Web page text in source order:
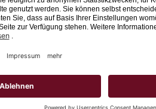
den Newsletter